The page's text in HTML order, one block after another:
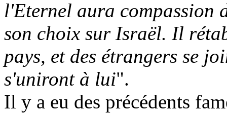
l'Eternel aura compassion
son choix sur Israël. Il
pays, et des étrangers se
s'uniront à lui".
Il y a eu des précédents